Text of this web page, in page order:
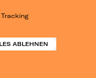
Tracking
ABLEHNEN